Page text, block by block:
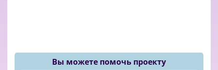
Вы можете помочь проекту